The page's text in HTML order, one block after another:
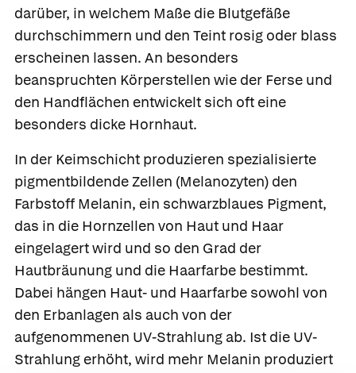
darüber, in welchem Maße die Blutgefäße
durchschimmern und den Teint rosig oder blass
erscheinen lassen. An besonders
beanspruchten Körperstellen wie der Ferse und
den Handflächen entwickelt sich oft eine
besonders dicke Hornhaut.
In der Keimschicht produzieren spezialisierte
pigmentbildende Zellen (Melanozyten) den
Farbstoff Melanin, ein schwarzblaues Pigment,
das in die Hornzellen von Haut und Haar
eingelagert wird und so den Grad der
Hautbräunung und die Haarfarbe bestimmt.
Dabei hängen Haut- und Haarfarbe sowohl von
den Erbanlagen als auch von der
aufgenommenen UV-Strahlung ab. Ist die UV-
Strahlung erhöht, wird mehr Melanin produziert